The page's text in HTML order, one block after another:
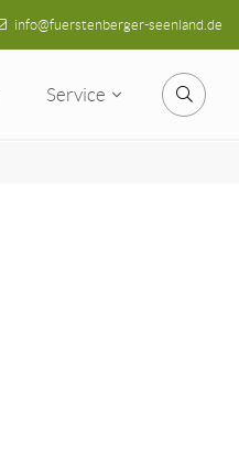
info@fuerstenberger-seenland.de
Service Suche